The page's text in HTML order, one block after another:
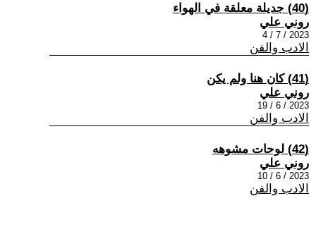
(40) جديلة معلقة في الهواء
روني علي
2023 / 7 / 4
الادب والفن
(41) كان هنا ولم يكن
روني علي
2023 / 6 / 19
الادب والفن
(42) لوحات مشوهه
روني علي
2023 / 6 / 10
الادب والفن